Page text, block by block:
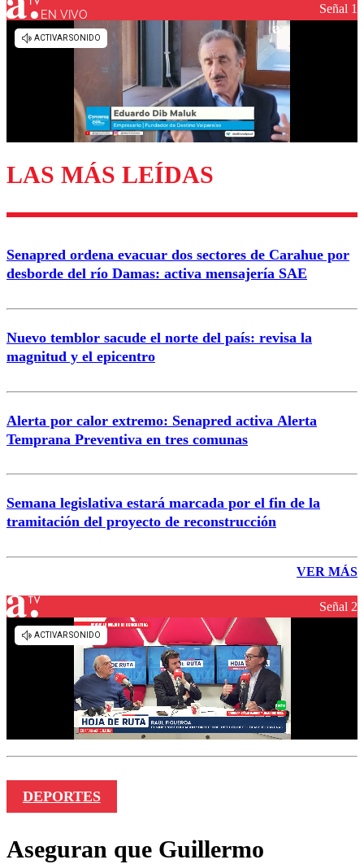
Los comentarios son moderados para garantizar un
diálogo respetuoso.
Enviar comentario
EN VIVO Señal 1
LAS MÁS LEÍDAS
Senapred ordena evacuar dos sectores de Carahue por
desborde del río Damas: activa mensajería SAE
Nuevo temblor sacude el norte del país: revisa la
magnitud y el epicentro
Alerta por calor extremo: Senapred activa Alerta
Temprana Preventiva en tres comunas
Semana legislativa estará marcada por el fin de la
tramitación del proyecto de reconstrucción
VER MÁS
Señal 2
DEPORTES
Aseguran que Guillermo